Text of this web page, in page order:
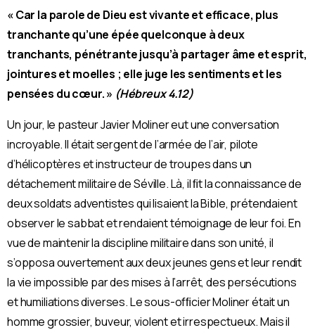
« Car la parole de Dieu est vivante et efficace, plus
tranchante qu’une épée quelconque à deux
tranchants, pénétrante jusqu’à partager âme et esprit,
jointures et moelles ; elle juge les sentiments et les
pensées du cœur. » (Hébreux 4.12)
Un jour, le pasteur Javier Moliner eut une conversation
incroyable. Il était sergent de l’armée de l’air, pilote
d’hélicoptères et instructeur de troupes dans un
détachement militaire de Séville. Là, il ﬁt la connaissance de
deux soldats adventistes qui lisaient la Bible, prétendaient
observer le sabbat et rendaient témoignage de leur foi.En
vue de maintenir la discipline militaire dans son unité, il
s’opposa ouvertement aux deux jeunes gens et leur rendit
la vie impossible par des mises à l’arrêt, des persécutions
et humiliations diverses. Le sous-ofﬁcier Moliner était un
homme grossier, buveur, violent et irrespectueux. Mais il